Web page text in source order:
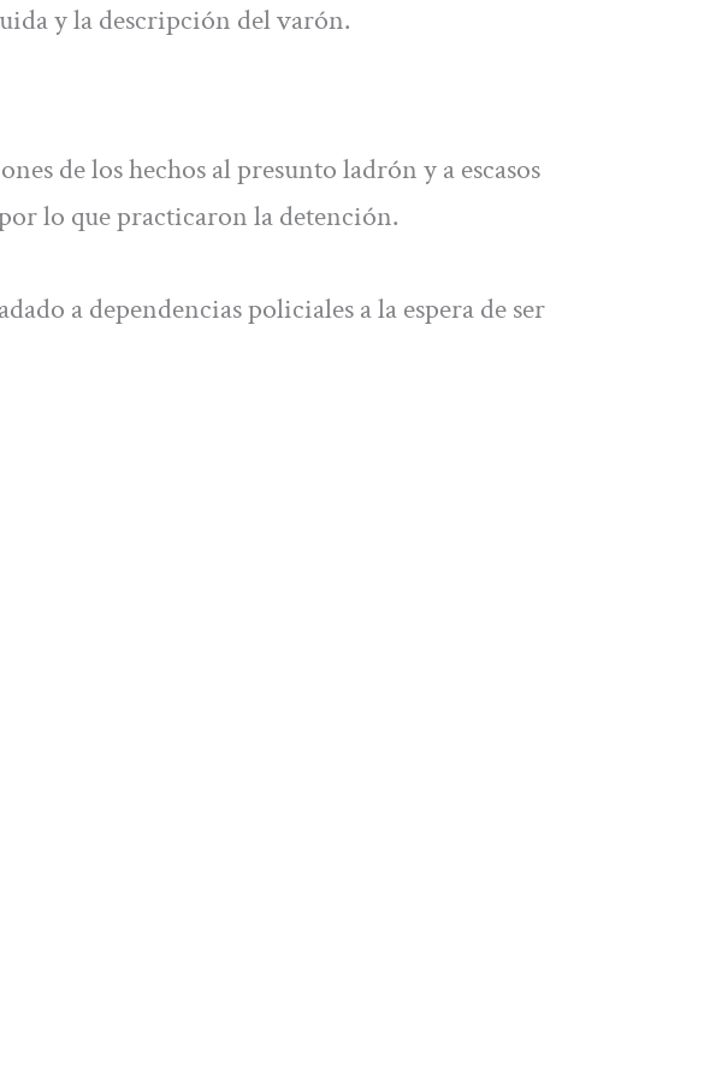
y la descripción del varón.
de los hechos al presunto ladrón y a escasos
lo que practicaron la detención.
a dependencias policiales a la espera de ser